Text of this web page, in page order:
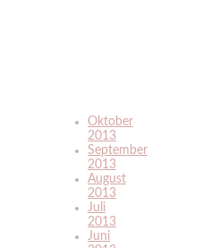
Oktober
2013
September
2013
August
2013
Juli
2013
Juni